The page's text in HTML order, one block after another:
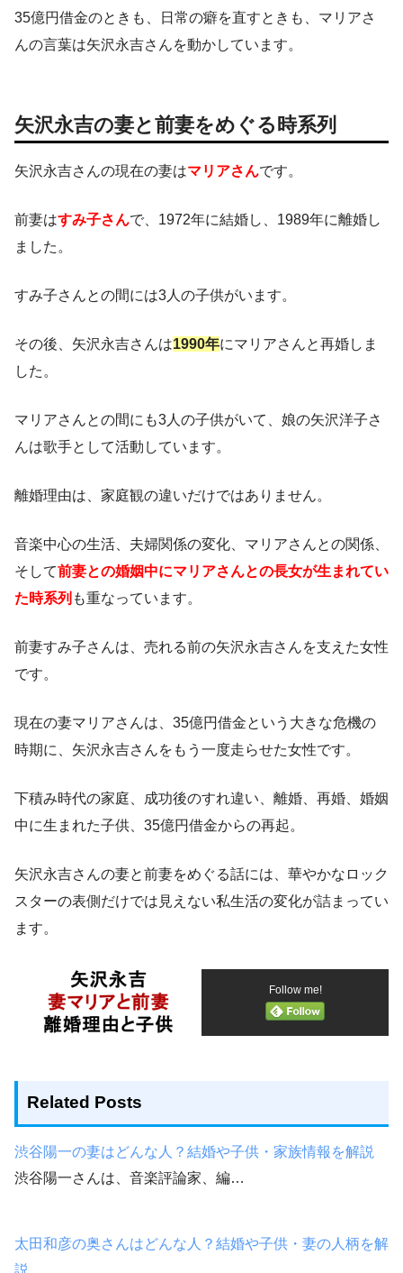
35億円借金のときも、日常の癖を直すときも、マリアさ
んの言葉は矢沢永吉さんを動かしています。
矢沢永吉の妻と前妻をめぐる時系列
矢沢永吉さんの現在の妻はマリアさんです。
前妻はすみ子さんで、1972年に結婚し、1989年に離婚し
ました。
すみ子さんとの間には3人の子供がいます。
その後、矢沢永吉さんは1990年にマリアさんと再婚しま
した。
マリアさんとの間にも3人の子供がいて、娘の矢沢洋子さ
んは歌手として活動しています。
離婚理由は、家庭観の違いだけではありません。
音楽中心の生活、夫婦関係の変化、マリアさんとの関係、
そして前妻との婚姻中にマリアさんとの長女が生まれてい
た時系列 も重なっています。
前妻すみ子さんは、売れる前の矢沢永吉さんを支えた女性
です。
現在の妻マリアさんは、35億円借金という大きな危機の
時期に、矢沢永吉さんをもう一度走らせた女性です。
下積み時代の家庭、成功後のすれ違い、離婚、再婚、婚姻
中に生まれた子供、35億円借金からの再起。
矢沢永吉さんの妻と前妻をめぐる話には、華やかなロック
スターの表側だけでは見えない私生活の変化が詰まってい
ます。
Follow me!
Related Posts
渋谷陽一の妻はどんな人？結婚や子供・家族情報を解説
渋谷陽一さんは、音楽評論家、編…
太田和彦の奥さんはどんな人？結婚や子供・妻の人柄を解